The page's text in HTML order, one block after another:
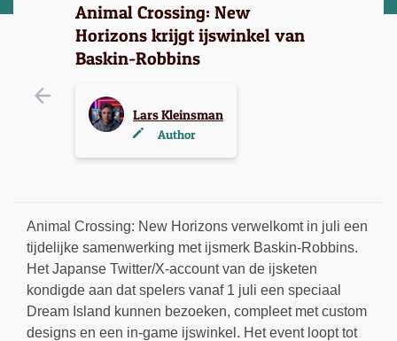
Animal Crossing: New
Horizons krijgt ijswinkel van
Baskin-Robbins
Lars Kleinsman
Author
Animal Crossing: New Horizons verwelkomt in juli een
tijdelijke samenwerking met ijsmerk Baskin-Robbins.
Het Japanse Twitter/X-account van de ijsketen
kondigde aan dat spelers vanaf 1 juli een speciaal
Dream Island kunnen bezoeken, compleet met custom
designs en een in-game ijswinkel. Het event loopt tot